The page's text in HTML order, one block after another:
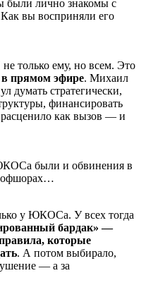
лично знакомы с
вы восприняли его
только ему, но всем. Это
прямом эфире. Михаил
думать стратегически,
финансировать
расценило как вызов — и
были и обвинения в
офшорах…
у ЮКОСа. У всех тогда
бардак» —
которые
. А потом выбирало,
— а за